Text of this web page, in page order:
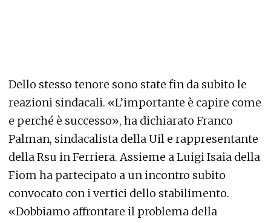
Dello stesso tenore sono state fin da subito le
reazioni sindacali. «L’importante è capire come
e perché è successo», ha dichiarato Franco
Palman, sindacalista della Uil e rappresentante
della Rsu in Ferriera. Assieme a Luigi Isaia della
Fiom ha partecipato a un incontro subito
convocato con i vertici dello stabilimento.
«Dobbiamo affrontare il problema della